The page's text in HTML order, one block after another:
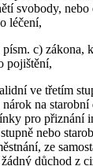
svobody,
léčení,
c) zákona,
pojištění,
ve třetím
na starobní
pro přiznání
nebo
ze
důchod z